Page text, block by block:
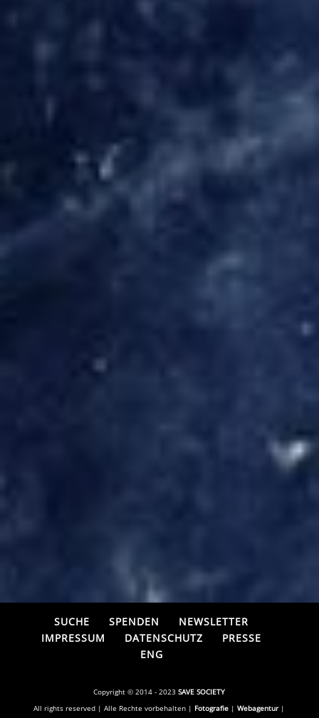
Hilfe
15 + 6=
Datenschutzerklärung
SUCHE SPENDEN
NEWSLETTER
IMPRESSUM
DATENSCHUTZ
PRESSE
ENG
Copyright © 2014 - 2023SAVE SOCIETY
All rights reserved | Alle Rechte vorbehalten | Fotografie |Webagentur|